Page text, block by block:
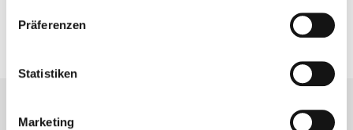
Präferenzen
Statistiken
Marketing
Bemessung